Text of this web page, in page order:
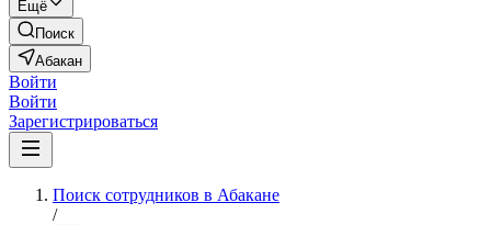
Ещё
Поиск
Абакан
Войти
Войти
Зарегистрироваться
Поиск сотрудников в Абакане
/